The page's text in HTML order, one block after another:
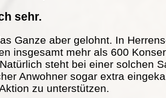
sehr.
Ganze aber gelohnt. In
insgesamt mehr als 600
steht bei einer solchen
Anwohner sogar extra
zu unterstützen.